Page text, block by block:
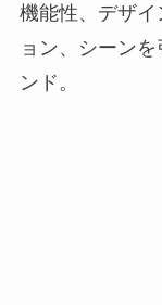
機能性、デザ
ョン、シーン
ンド。